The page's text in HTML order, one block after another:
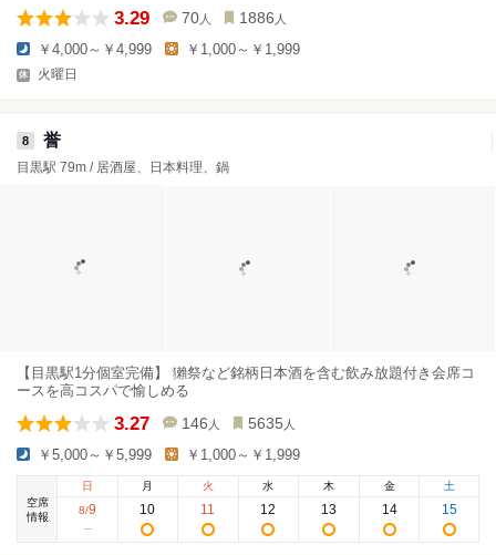
3.29 70 人 1886 人
￥4,000～￥4,999 ￥1,000～￥1,999
火曜日
8 誉
目黒駅 79m / 居酒屋、日本料理、鍋
【目黒駅1分個室完備】 獺祭など銘柄日本酒を含む飲み放題付き会席コ
ースを高コスパで愉しめる
3.27 146 人 5635 人
￥5,000～￥5,999 ￥1,000～￥1,999
空席
情報
日
8/9
月
10
火
11
水
12
木
13
金
14
土
15